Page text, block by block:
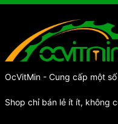
OcVitMin - Cung cấp một
Shop chỉ bán lẻ ít ít, không